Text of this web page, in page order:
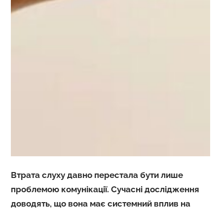
Втрата слуху давно перестала бути лише
проблемою комунікації. Сучасні дослідження
доводять, що вона має системний вплив на